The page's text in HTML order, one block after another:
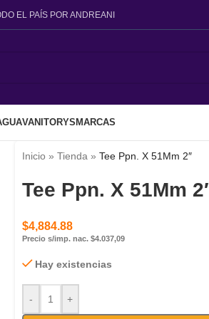
EL PAÍS POR ANDREANI
VANITORYS MARCAS
Inicio » Tienda » Tee Ppn. X 51Mm 2″
Tee Ppn. X 51Mm
$4,884.88
Precio s/imp. nac. $4.037,09
Hay existencias
- +